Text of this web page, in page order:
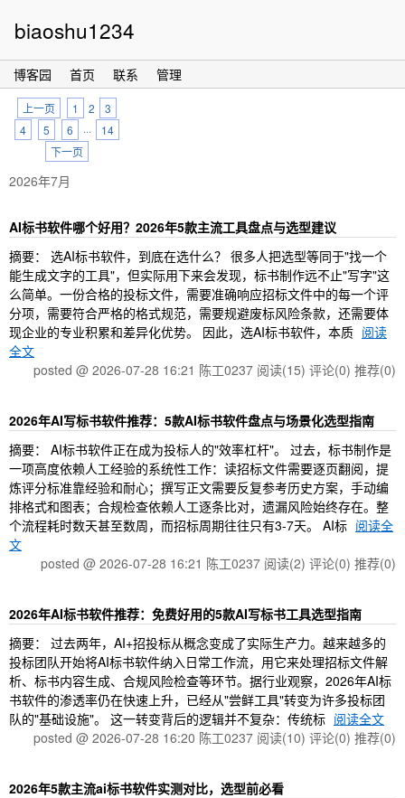
biaoshu1234
博客园 首页 联系 管理
上一页 1 2
3
4
5 6 ···
14
下一页
2026年7月
AI标书软件哪个好用？2026年5款主流工具盘点与选型建议
摘要： 选AI标书软件，到底在选什么？ 很多人把选型等同于"找一个
能生成文字的工具"，但实际用下来会发现，标书制作远不止"写字"这
么简单。一份合格的投标文件，需要准确响应招标文件中的每一个评
分项，需要符合严格的格式规范，需要规避废标风险条款，还需要体
现企业的专业积累和差异化优势。 因此，选AI标书软件，本质 阅读
全文
posted @ 2026-07-28 16:21 陈工0237 阅读(15) 评论(0) 推荐(0)
2026年AI写标书软件推荐：5款AI标书软件盘点与场景化选型指南
摘要： AI标书软件正在成为投标人的"效率杠杆"。 过去，标书制作是
一项高度依赖人工经验的系统性工作：读招标文件需要逐页翻阅，提
炼评分标准靠经验和耐心；撰写正文需要反复参考历史方案，手动编
排格式和图表；合规检查依赖人工逐条比对，遗漏风险始终存在。整
个流程耗时数天甚至数周，而招标周期往往只有3-7天。 AI标 阅读全
文
posted @ 2026-07-28 16:21 陈工0237 阅读(2) 评论(0) 推荐(0)
2026年AI标书软件推荐：免费好用的5款AI写标书工具选型指南
摘要： 过去两年，AI+招投标从概念变成了实际生产力。越来越多的
投标团队开始将AI标书软件纳入日常工作流，用它来处理招标文件解
析、标书内容生成、合规风险检查等环节。据行业观察，2026年AI标
书软件的渗透率仍在快速上升，已经从"尝鲜工具"转变为许多投标团
队的"基础设施"。 这一转变背后的逻辑并不复杂：传统标 阅读全文
posted @ 2026-07-28 16:20 陈工0237 阅读(10) 评论(0) 推荐(0)
2026年5款主流ai标书软件实测对比，选型前必看